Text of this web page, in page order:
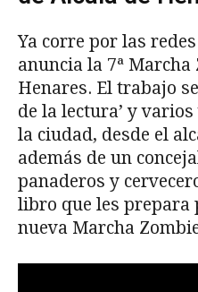
Ya corre por las
anuncia la 7ª
Henares. El trabajo
de la lectura’ y
la ciudad, desde el
además de un
panaderos y
libro que les prepara
nueva Marcha